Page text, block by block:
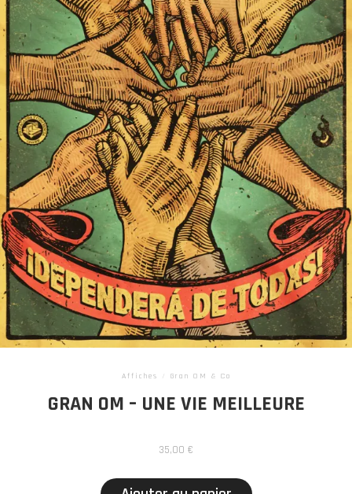
Affiches Gran OM & Co
GRAN OM – UNE VIE MEILLEURE
35,00 €